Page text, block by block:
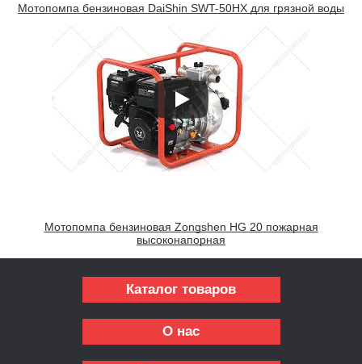
Мотопомпа бензиновая DaiShin SWT-50HX для грязной воды
Мотопомпа бензиновая Zongshen HG 20 пожарная
высоконапорная
Каталог товаров
О нас